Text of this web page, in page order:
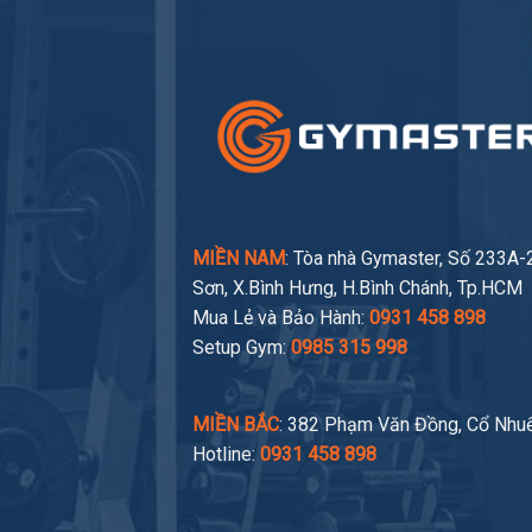
MIỀN NAM: Tòa nhà Gymaster, Số
Sơn, X.Bình Hưng, H.Bình Chánh, Tp.HCM
Mua Lẻ và Bảo Hành: 0931 458 898
Setup Gym:0985 315 998
MIỀN BẮC: 382 Phạm Văn Đồng, Cổ
Hotline: 0931 458 898